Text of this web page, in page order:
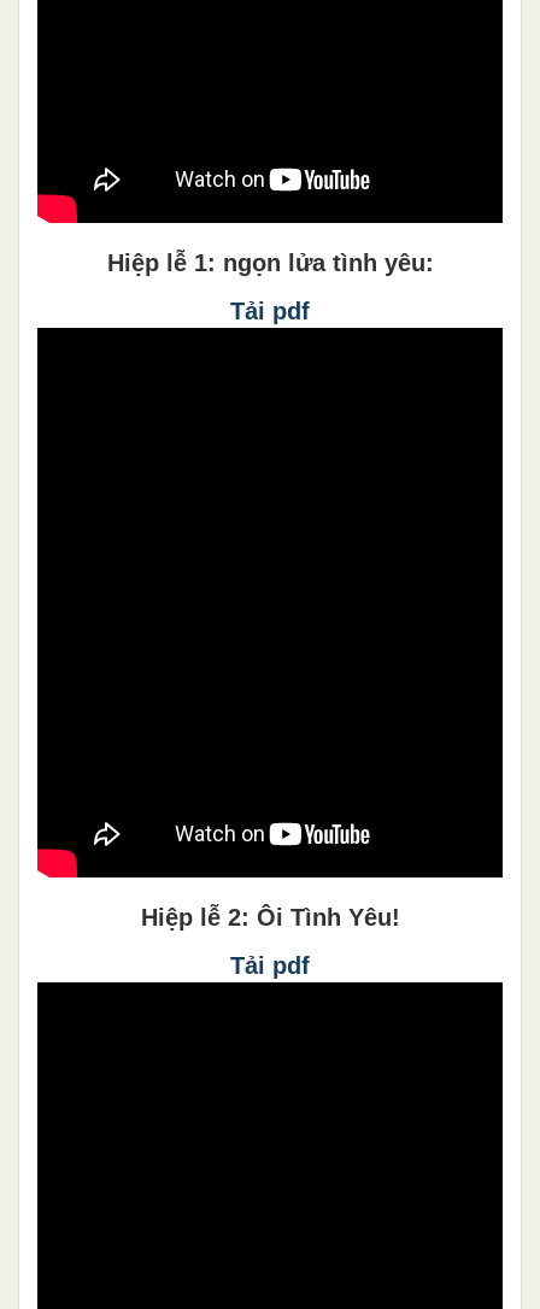
Hiệp lễ 1: ngọn lửa tình yêu:
Tải pdf
Hiệp lễ 2: Ôi Tình Yêu!
Tải pdf